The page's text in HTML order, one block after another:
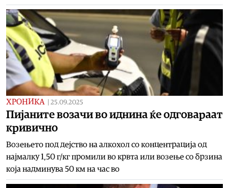
ХРОНИКА 25.09.2025
Пијаните возачи во иднина ќе одговараат
кривично
Возењето под дејство на алкохол со концентрација од
најмалку 1,50 г/кг промили во крвта или возење со брзина
која надминува 50 км на час во